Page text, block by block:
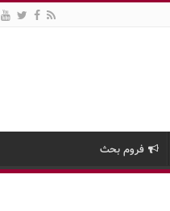
فروم بحث